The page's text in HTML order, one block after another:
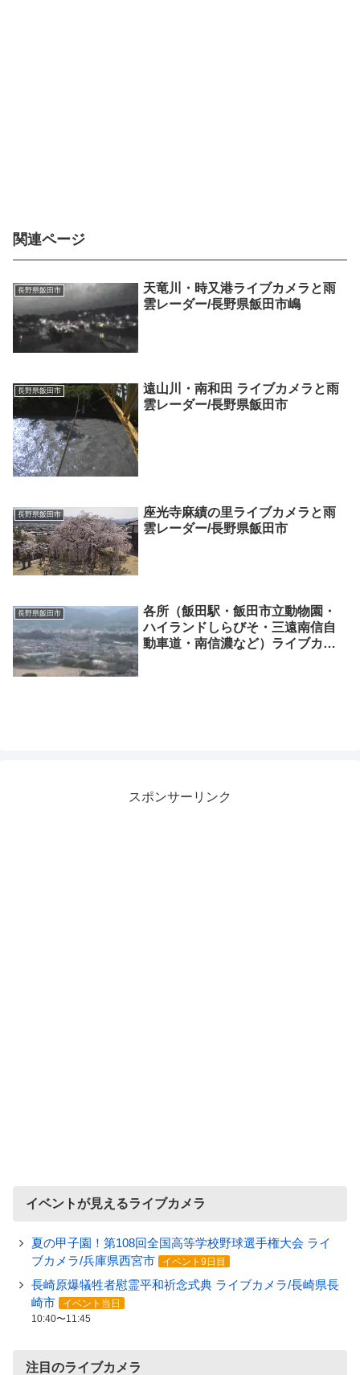
関連ページ
長野県飯田市
天竜川・時又港ライブカメラと雨
雲レーダー/長野県飯田市嶋
長野県飯田市
遠山川・南和田 ライブカメラと雨
雲レーダー/長野県飯田市
長野県飯田市
座光寺麻績の里ライブカメラと雨
雲レーダー/長野県飯田市
長野県飯田市
各所（飯田駅・飯田市立動物園・
ハイランドしらびそ・三遠南信自
動車道・南信濃など）ライブカメ
スポンサーリンク
イベントが見えるライブカメラ
夏の甲子園！第108回全国高等学校野球選手権大会 ライ
ブカメラ/兵庫県西宮市
イベント9日目
長崎原爆犠牲者慰霊平和祈念式典 ライブカメラ/長崎県長
崎市
イベント当日
10:40〜11:45
注目のライブカメラ